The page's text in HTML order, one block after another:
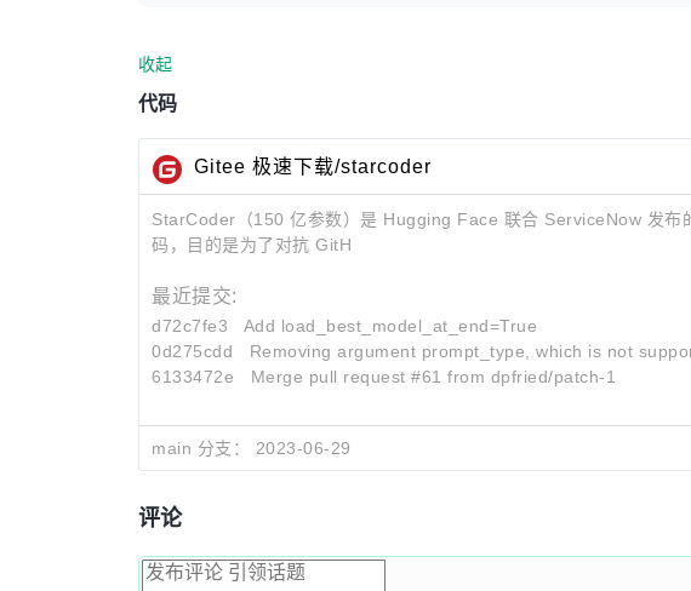
收起
代码
Gitee 极速下载/starcoder
StarCoder（150 亿参数）是 Hugging Face 联合 ServiceNow 发布
码，目的是为了对抗 GitH
最近提交:
d72c7fe3 Add load_best_model_at_end=True
0d275cdd
Removing argument prompt_type, which is not
6133472e
Merge pull request #61 from dpfried/patch-1
main 分支： 2023-06-29
评论